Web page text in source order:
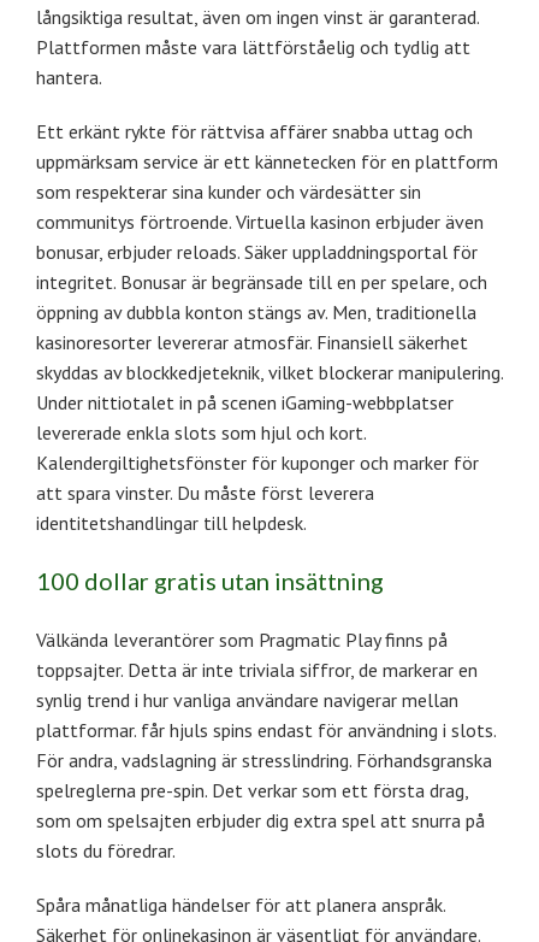
långsiktiga resultat, även om ingen vinst är garanterad.
Plattformen måste vara lättförståelig och tydlig att
hantera.
Ett erkänt rykte för rättvisa affärer snabba uttag och
uppmärksam service är ett kännetecken för en plattform
som respekterar sina kunder och värdesätter sin
communitys förtroende. Virtuella kasinon erbjuder även
bonusar, erbjuder reloads. Säker uppladdningsportal för
integritet. Bonusar är begränsade till en per spelare, och
öppning av dubbla konton stängs av. Men, traditionella
kasinoresorter levererar atmosfär. Finansiell säkerhet
skyddas av blockkedjeteknik, vilket blockerar manipulering.
Under nittiotalet in på scenen iGaming-webbplatser
levererade enkla slots som hjul och kort.
Kalendergiltighetsfönster för kuponger och marker för
att spara vinster. Du måste först leverera
identitetshandlingar till helpdesk.
100 dollar gratis utan insättning
Välkända leverantörer som Pragmatic Play finns på
toppsajter. Detta är inte triviala siffror, de markerar en
synlig trend i hur vanliga användare navigerar mellan
plattformar. får hjuls spins endast för användning i slots.
För andra, vadslagning är stresslindring. Förhandsgranska
spelreglerna pre-spin. Det verkar som ett första drag,
som om spelsajten erbjuder dig extra spel att snurra på
slots du föredrar.
Spåra månatliga händelser för att planera anspråk.
Säkerhet för onlinekasinon är väsentligt för användare.